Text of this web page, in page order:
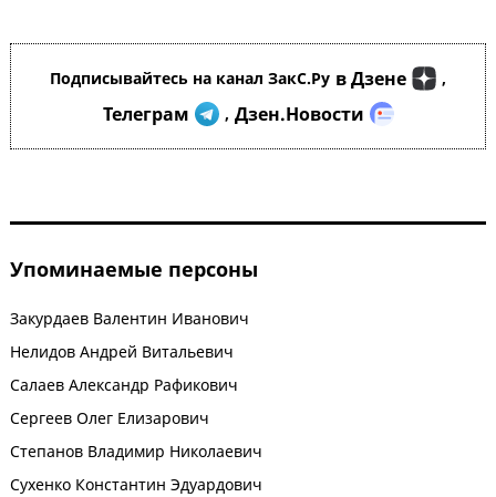
Подписывайтесь на канал ЗакС.Ру в Дзене ,
Телеграм , Дзен.Новости
Упоминаемые персоны
Закурдаев Валентин Иванович
Нелидов Андрей Витальевич
Салаев Александр Рафикович
Сергеев Олег Елизарович
Степанов Владимир Николаевич
Сухенко Константин Эдуардович